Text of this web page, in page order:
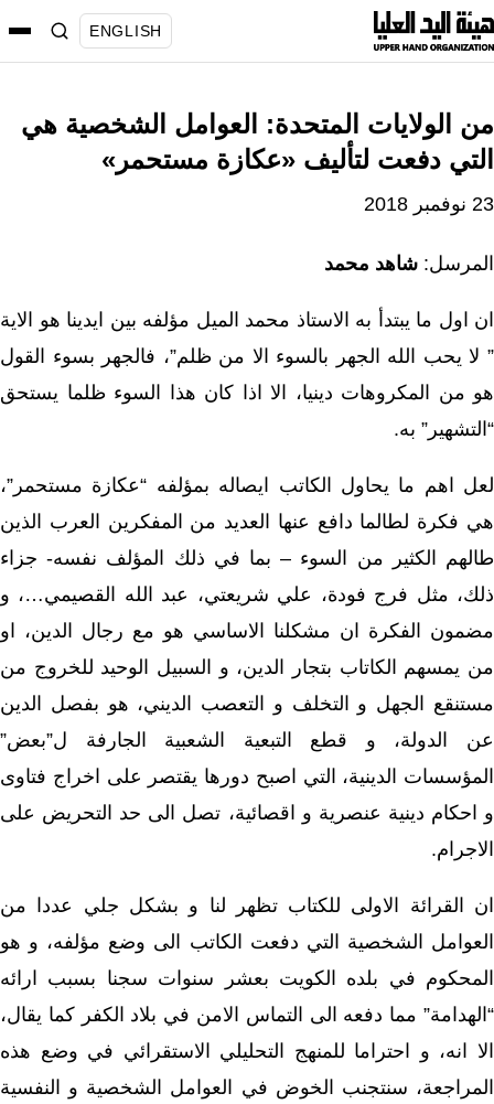
انتقل
إلى
ENGLISH
من الولايات المتحدة: العوامل الشخصية هي
التي دفعت لتأليف «عكازة مستحمر»
23 نوفمبر 2018
المرسل: شاهد محمد
ان اول ما يبتدأ به الاستاذ محمد الميل مؤلفه بين ايدينا هو الاية
” لا يحب الله الجهر بالسوء الا من ظلم”، فالجهر بسوء القول
هو من المكروهات دينيا، الا اذا كان هذا السوء ظلما يستحق
“التشهير” به.
لعل اهم ما يحاول الكاتب ايصاله بمؤلفه “عكازة مستحمر”،
هي فكرة لطالما دافع عنها العديد من المفكرين العرب الذين
طالهم الكثير من السوء – بما في ذلك المؤلف نفسه- جزاء
ذلك، مثل فرج فودة، علي شريعتي، عبد الله القصيمي…، و
مضمون الفكرة ان مشكلنا الاساسي هو مع رجال الدين، او
من يمسهم الكاتاب بتجار الدين، و السبيل الوحيد للخروج من
مستنقع الجهل و التخلف و التعصب الديني، هو بفصل الدين
عن الدولة، و قطع التبعية الشعبية الجارفة ل”بعض”
المؤسسات الدينية، التي اصبح دورها يقتصر على اخراج فتاوى
و احكام دينية عنصرية و اقصائية، تصل الى حد التحريض على
الاجرام.
ان القرائة الاولى للكتاب تظهر لنا و بشكل جلي عددا من
العوامل الشخصية التي دفعت الكاتب الى وضع مؤلفه، و هو
المحكوم في بلده الكويت بعشر سنوات سجنا بسبب ارائه
“الهدامة” مما دفعه الى التماس الامن في بلاد الكفر كما يقال،
الا انه، و احتراما للمنهج التحليلي الاستقرائي في وضع هذه
المراجعة، سنتجنب الخوض في العوامل الشخصية و النفسية